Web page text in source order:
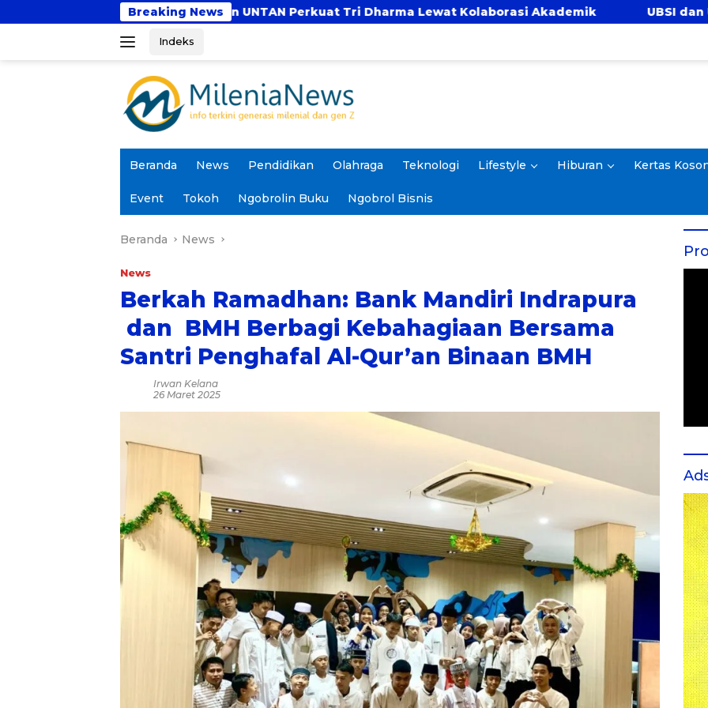
ke
Breaking News
UBSI dan UNTAN Perkuat Tri Dharma Lewat Kolaborasi Akademik UBSI dan Universitas Panca
Indeks
Beranda News Pendidikan Olahraga Teknologi Lifestyle Hiburan Kertas
Event Tokoh Ngobrolin Buku Ngobrol Bisnis
Beranda News
News
Berkah Ramadhan: Bank Mandiri Indrapura
dan BMH Berbagi Kebahagiaan Bersama
Santri Penghafal Al-Qur’an Binaan BMH
Irwan Kelana
26 Maret 2025